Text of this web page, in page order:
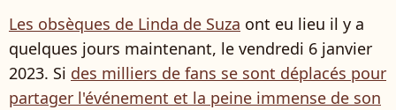
Les obsèques de Linda de Suza ont eu lieu il y a
quelques jours maintenant, le vendredi 6 janvier
2023. Si des milliers de fans se sont déplacés pour
partager l'événement et la peine immense de son